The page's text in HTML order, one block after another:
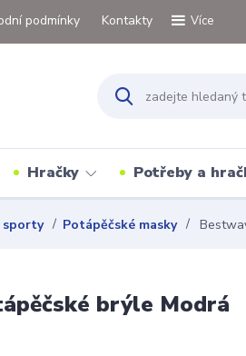
podmínky Kontakty Více
Hračky Potřeby a
sporty Potápěčské masky
brýle Modrá